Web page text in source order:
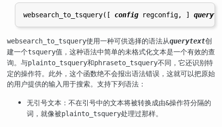
websearch_to_tsquery([ config regconfig, ]
websearch_to_tsquery使用一种可供选择的语法从querytext创
建一个tsquery值，这种语法中简单的未格式化文本是一个有效的查
询。与plainto_tsquery和phraseto_tsquery不同，它还识别特
定的操作符。此外，这个函数绝不会报出语法错误，这就可以把原始
的用户提供的输入用于搜索。支持下列语法：
无引号文本 ：不在引号中的文本将被转换成由&操作符分隔的
词，就像被plainto_tsquery处理过那样。